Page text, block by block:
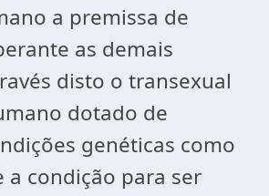
a premissa de
as demais
disto o transexual
dotado de
genéticas como
a condição para ser